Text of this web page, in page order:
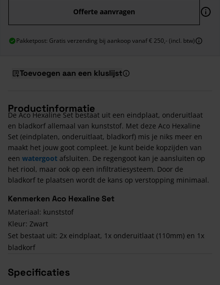
Offerte aanvragen
Pakketpost: Gratis verzending bij aankoop vanaf € 250,- (incl. btw)
Toevoegen aan een kluslijst
Productinformatie
De Aco Hexaline Set bestaat uit een eindplaat, onderuitlaat
en bladkorf allemaal van kunststof. Met deze Aco Hexaline
Set (eindplaten, onderuitlaat, bladkorf) mis je niks meer en
maakt het jouw goot compleet. Je kunt beide kopzijden van
een watergoot afsluiten. De regengoot kan je aansluiten op
het riool, maar ook op een infiltratiesysteem. Door de
bladkorf te plaatsen wordt de kans op verstopping minimaal.
Kenmerken Aco Hexaline Set
Materiaal: kunststof
Kleur: Zwart
Set bestaat uit: 2x eindplaat, 1x onderuitlaat (110mm) en 1x
bladkorf
Specificaties